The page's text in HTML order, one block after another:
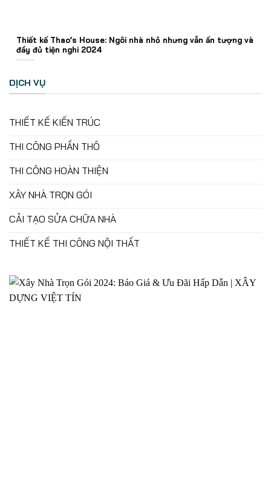
Thiết kế Thao’s House: Ngôi nhà nhỏ nhưng vẫn ấn tượng và
đầy đủ tiện nghi 2024
DỊCH VỤ
THIẾT KẾ KIẾN TRÚC
THI CÔNG PHẦN THÔ
THI CÔNG HOÀN THIỆN
XÂY NHÀ TRỌN GÓI
CẢI TẠO SỬA CHỮA NHÀ
THIẾT KẾ THI CÔNG NỘI THẤT